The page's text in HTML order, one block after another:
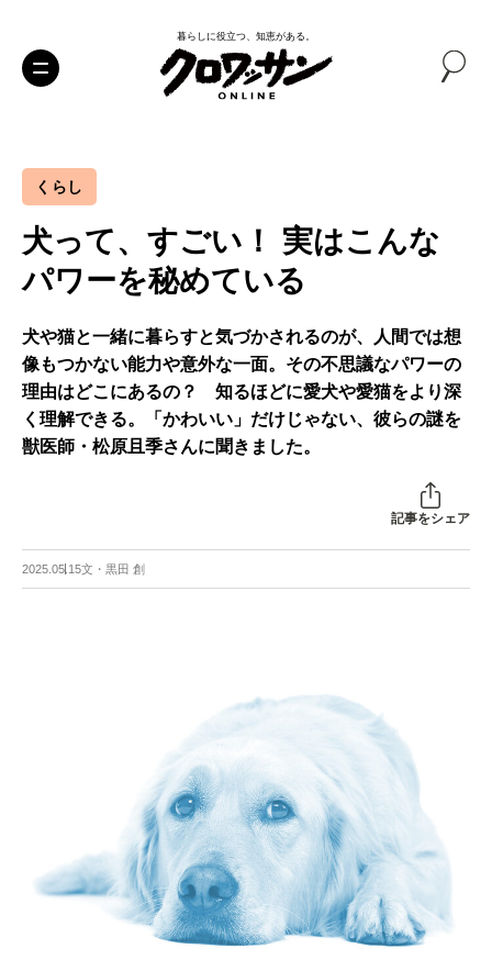
暮らしに役立つ、知恵がある。
くらし
犬って、すごい！ 実はこんな
パワーを秘めている
犬や猫と一緒に暮らすと気づかされるのが、人間では想
像もつかない能力や意外な一面。その不思議なパワーの
理由はどこにあるの？ 知るほどに愛犬や愛猫をより深
く理解できる。「かわいい」だけじゃない、彼らの謎を
獣医師・松原且季さんに聞きました。
記事をシェア
2025.05.15文・黒田 創